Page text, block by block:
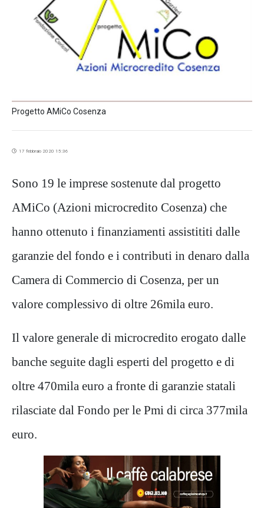
Progetto AMiCo Cosenza
17 febbraio 2020 15:36
Sono 19 le imprese sostenute dal progetto
AMiCo (Azioni microcredito Cosenza) che
hanno ottenuto i finanziamenti assistititi dalle
garanzie del fondo e i contributi in denaro dalla
Camera di Commercio di Cosenza, per un
valore complessivo di oltre 26mila euro.
Il valore generale di microcredito erogato dalle
banche seguite dagli esperti del progetto e di
oltre 470mila euro a fronte di garanzie statali
rilasciate dal Fondo per le Pmi di circa 377mila
euro.